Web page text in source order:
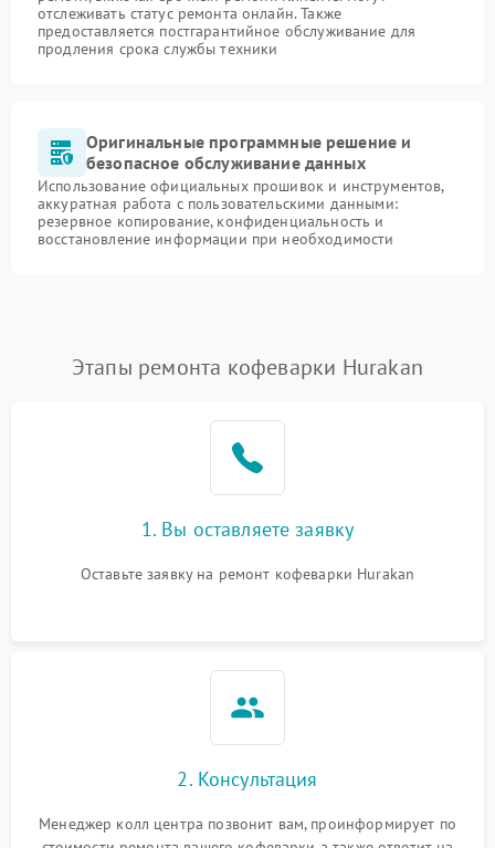
отслеживать статус ремонта онлайн. Также
предоставляется постгарантийное обслуживание для
продления срока службы техники
Оригинальные программные решение и
безопасное обслуживание данных
Использование официальных прошивок и инструментов,
аккуратная работа с пользовательскими данными:
резервное копирование, конфиденциальность и
восстановление информации при необходимости
Этапы ремонта кофеварки Hurakan
1. Вы оставляете заявку
Оставьте заявку на ремонт кофеварки Hurakan
2. Консультация
Менеджер колл центра позвонит вам, проинформирует по